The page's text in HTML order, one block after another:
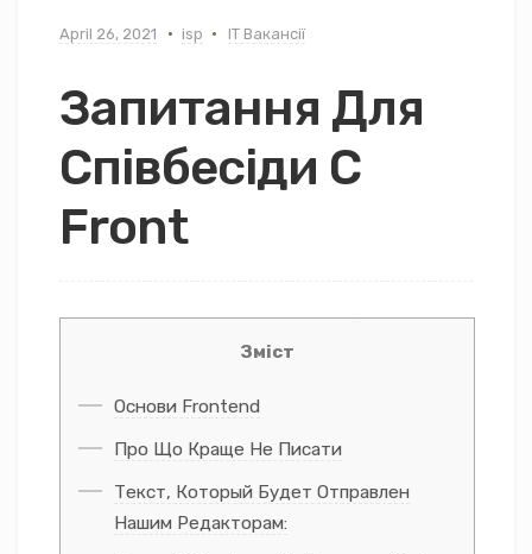
April 26, 2021 isp IT Вакансії
Запитання Для
Співбесіди С
Front
Зміст
Основи Frontend
Про Що Краще Не Писати
Текст, Который Будет Отправлен
Нашим Редакторам: